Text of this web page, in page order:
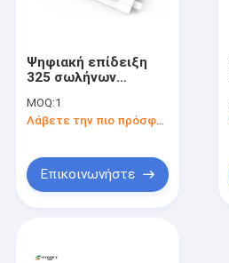
Ψηφιακή επίδειξη
325 σωλήνων
ανιχνευτών αερίου
έξι καναλιών * 220 *
MOQ:1
Λάβετε την πιο πρόσφατη τιμή
Επικοινωνήστε